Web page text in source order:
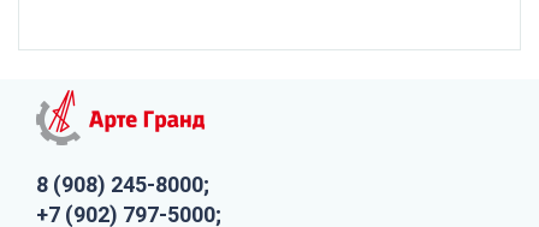
8 (908) 245-8000;
+7 (902) 797-5000;